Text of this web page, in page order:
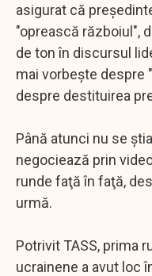
asigurat că
"oprească războiul",
de ton în discursul
mai vorbeşte despre
despre destituirea
Până atunci nu se
negociează prin
runde faţă în faţă,
urmă.
Potrivit TASS, prima
ucrainene a avut loc